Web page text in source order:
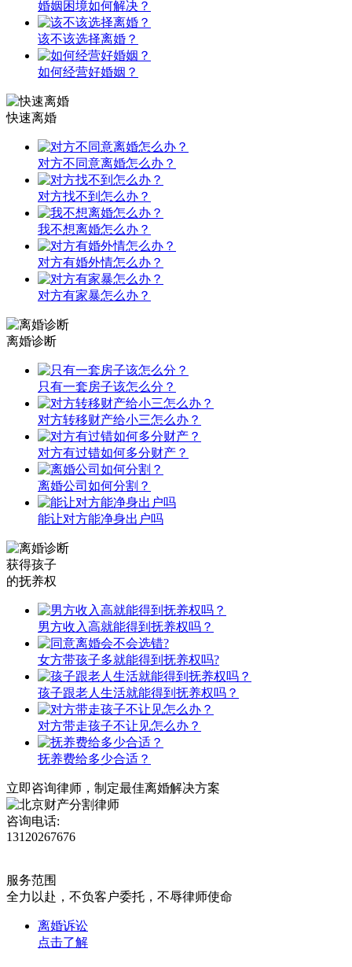
婚姻困境如何解决？
该不该选择离婚？
如何经营好婚姻？
快速离婚
对方不同意离婚怎么办？
对方找不到怎么办？
我不想离婚怎么办？
对方有婚外情怎么办？
对方有家暴怎么办？
离婚诊断
只有一套房子该怎么分？
对方转移财产给小三怎么办？
对方有过错如何多分财产？
离婚公司如何分割？
能让对方能净身出户吗
获得孩子
的抚养权
男方收入高就能得到抚养权吗？
女方带孩子多就能得到抚养权吗?
孩子跟老人生活就能得到抚养权吗？
对方带走孩子不让见怎么办？
抚养费给多少合适？
立即咨询律师， 制定最佳离婚解决方案
咨询电话:
13120267676
服务范围
全力以赴，不负客户委托，不辱律师使命
离婚诉讼
点击了解